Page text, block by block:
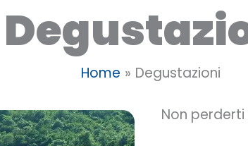
Home Degustazioni
Non